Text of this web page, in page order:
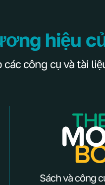
hiệu
các công cụ và tài
Sách và công